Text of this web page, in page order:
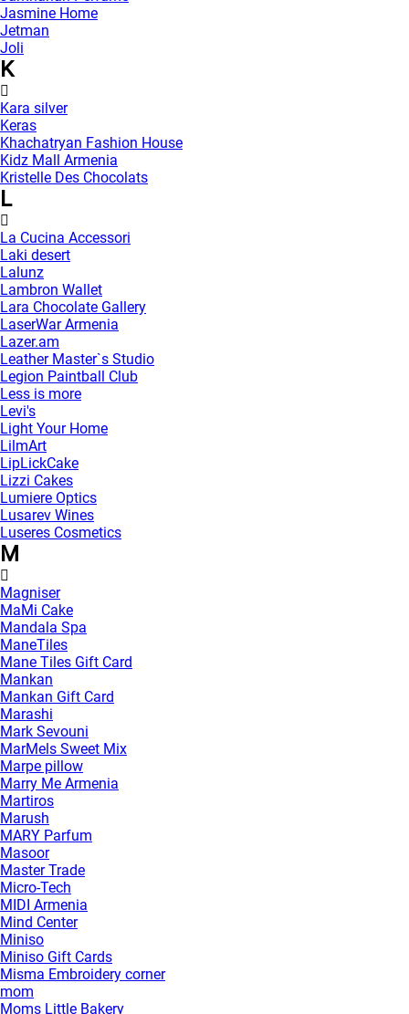
Jasmine Home
Jetman
Joli
K
Kara silver
Keras
Khachatryan Fashion House
Kidz Mall Armenia
Kristelle Des Chocolats
L
La Cucina Accessori
Laki desert
Lalunz
Lambron Wallet
Lara Chocolate Gallery
LaserWar Armenia
Lazer.am
Leather Master`s Studio
Legion Paintball Club
Less is more
Levi's
Light Your Home
LilmArt
LipLickCake
Lizzi Cakes
Lumiere Optics
Lusarev Wines
Luseres Cosmetics
M
Magniser
MaMi Cake
Mandala Spa
ManeTiles
Mane Tiles Gift Card
Mankan
Mankan Gift Card
Marashi
Mark Sevouni
MarMels Sweet Mix
Marpe pillow
Marry Me Armenia
Martiros
Marush
MARY Parfum
Masoor
Master Trade
Micro-Tech
MIDI Armenia
Mind Center
Miniso
Miniso Gift Cards
Misma Embroidery corner
mom
Moms Little Bakery